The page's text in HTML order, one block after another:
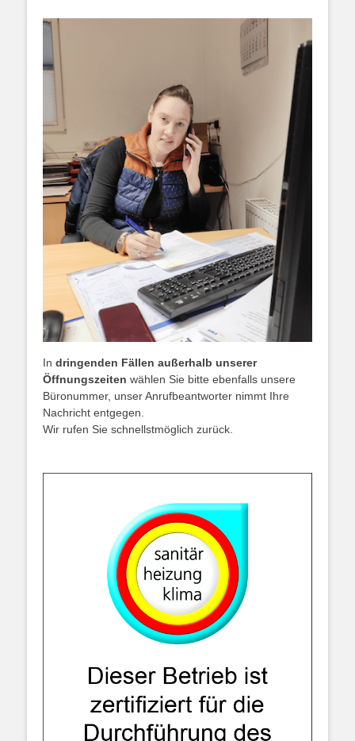
In dringenden Fällen außerhalb unserer
Öffnungszeiten wählen Sie bitte ebenfalls unsere
Büronummer, unser Anrufbeantworter nimmt Ihre
Nachricht entgegen.
Wir rufen Sie schnellstmöglich zurück.